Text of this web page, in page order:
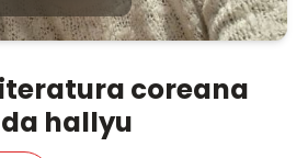
coreana
hallyu